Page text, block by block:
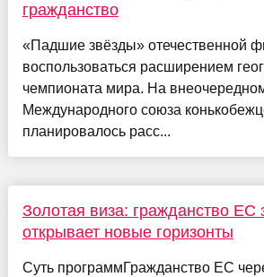
гражданство
«Падшие звёзды» отечественной
воспользоваться расширением
чемпионата мира. На
Международного союза
планировалось расс...
Золотая виза: гражданство ЕС
открывает новые горизонты
Суть программГражданство ЕС